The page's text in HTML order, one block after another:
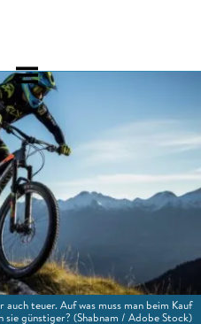
teuer. Auf was muss man beim Kauf
sie günstiger? (Shabnam / Adobe Stock)